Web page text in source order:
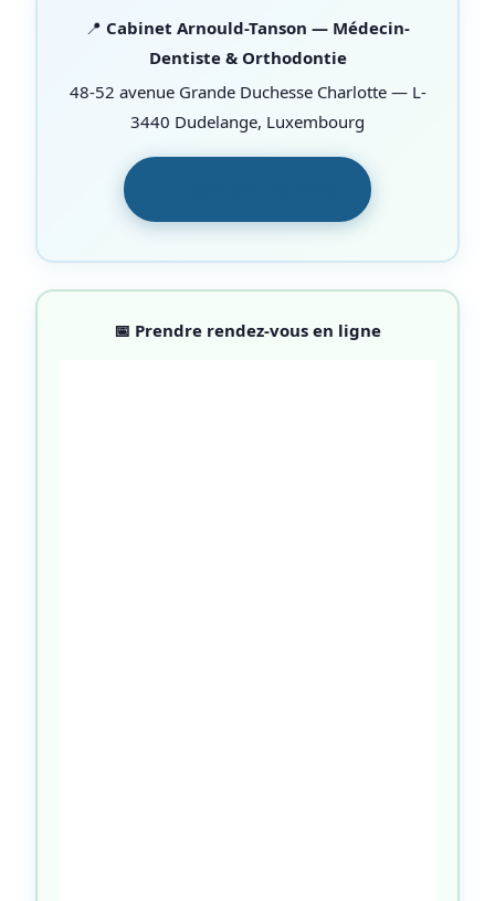
📍 Cabinet Arnould-Tanson — Médecin-
Dentiste & Orthodontie
48-52 avenue Grande Duchesse Charlotte — L-
3440 Dudelange, Luxembourg
📅 Prendre rendez-vous en ligne